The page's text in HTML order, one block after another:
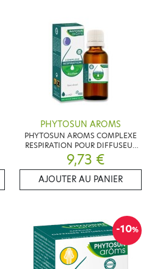
PHYTOSUN AROMS
PHYTOSUN AROMS COMPLEXE
RESPIRATION POUR DIFFUSEUR
30 ML
9,73 €
AJOUTER AU PANIER
-10%